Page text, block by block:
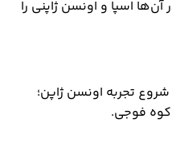
اسپا و اونسن ژاپنی را
تجربه اونسن ژاپن؛
کوه فوجی.